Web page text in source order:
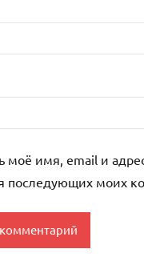
моё имя, email и
последующих моих